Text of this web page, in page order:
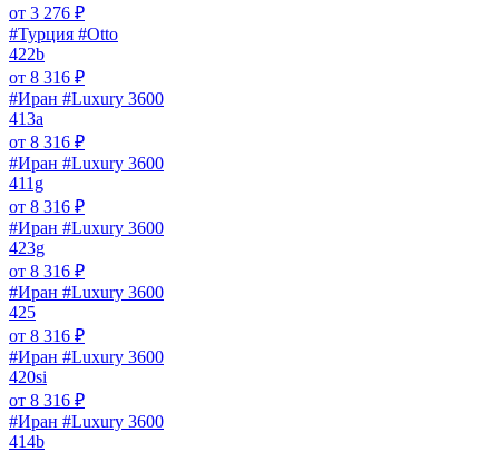
от 3 276 ₽
#Турция #Otto
422b
от 8 316 ₽
#Иран #Luxury 3600
413a
от 8 316 ₽
#Иран #Luxury 3600
411g
от 8 316 ₽
#Иран #Luxury 3600
423g
от 8 316 ₽
#Иран #Luxury 3600
425
от 8 316 ₽
#Иран #Luxury 3600
420si
от 8 316 ₽
#Иран #Luxury 3600
414b